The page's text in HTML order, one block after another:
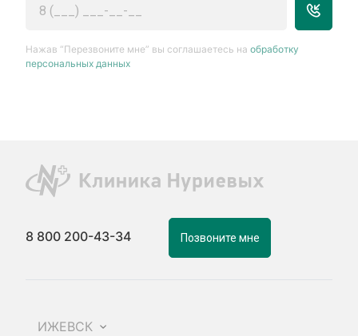
Нажав “Перезвоните мне” вы соглашаетесь наобработку
персональных данных
8 800 200-43-34 Позвоните мне
ИЖЕВСК